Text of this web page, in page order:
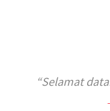
Selamat